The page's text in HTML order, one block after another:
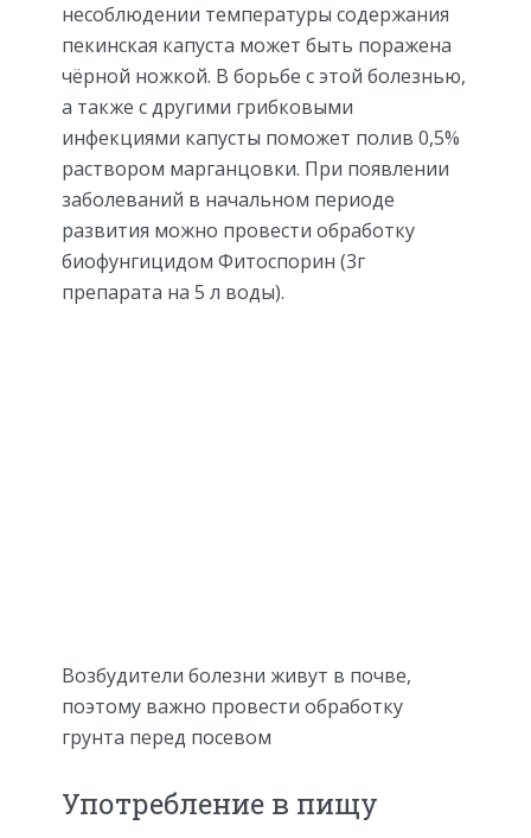
несоблюдении температуры содержания
пекинская капуста может быть поражена
чёрной ножкой. В борьбе с этой болезнью,
а также с другими грибковыми
инфекциями капусты поможет полив 0,5%
раствором марганцовки. При появлении
заболеваний в начальном периоде
развития можно провести обработку
биофунгицидом Фитоспорин (3г
препарата на 5 л воды).
Возбудители болезни живут в почве,
поэтому важно провести обработку
грунта перед посевом
Употребление в пищу